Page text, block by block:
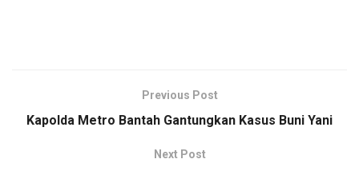
Previous Post
Kapolda Metro Bantah Gantungkan Kasus Buni Yani
Next Post